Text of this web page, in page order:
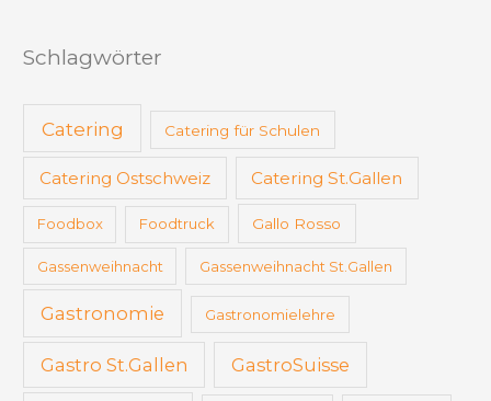
Schlagwörter
Catering Catering für Schulen
Catering Ostschweiz Catering St.Gallen
Foodbox Foodtruck Gallo Rosso
Gassenweihnacht Gassenweihnacht St.Gallen
Gastronomie Gastronomielehre
Gastro St.Gallen GastroSuisse